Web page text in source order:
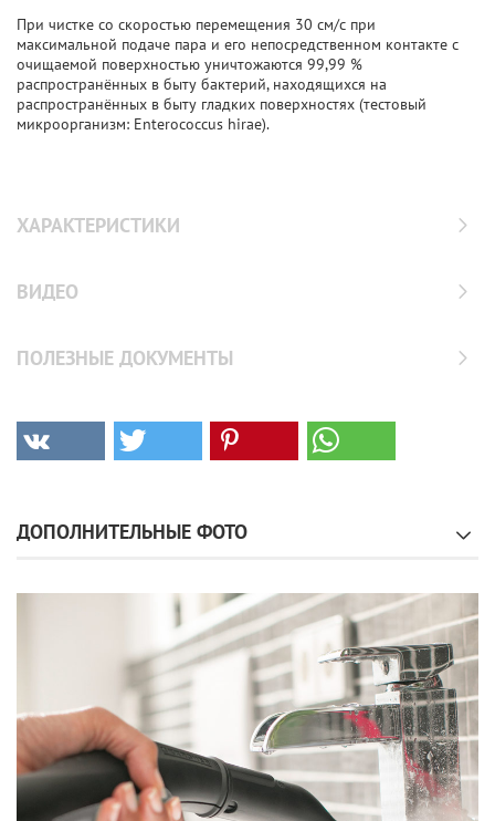
При чистке со скоростью перемещения 30 см/с при
максимальной подаче пара и его непосредственном контакте с
очищаемой поверхностью уничтожаются 99,99 %
распространённых в быту бактерий, находящихся на
распространённых в быту гладких поверхностях (тестовый
микроорганизм: Enterococcus hirae).
ХАРАКТЕРИСТИКИ
ВИДЕО
ПОЛЕЗНЫЕ ДОКУМЕНТЫ
ДОПОЛНИТЕЛЬНЫЕ ФОТО